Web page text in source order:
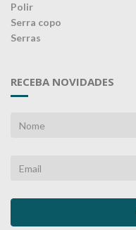
Polir
Serra copo
Serras
RECEBA NOVIDADES